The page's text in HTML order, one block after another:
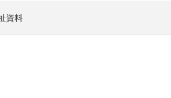
資料